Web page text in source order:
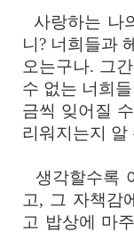
사랑하는 나
니? 너희들과
오는구나. 그
수 없는 너희
금씩 잊어질
리워지는지 알
생각할수록
고, 그 자책감
고 밥상에 마